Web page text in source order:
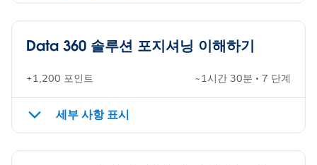
Data 360 솔루션 포지셔닝 이해하기
+1,200 포인트 ~1시간 30분 • 7 단계
세부 사항 표시